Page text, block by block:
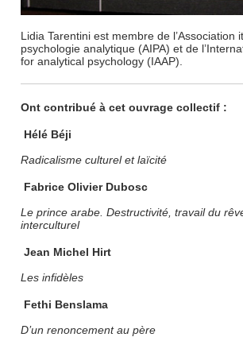
Lidia Tarentini est membre de l’Association
psychologie analytique (AIPA) et de
for analytical psychology (IAAP).
Ont contribué à cet ouvrage collectif :
Hélé Béji
Radicalisme culturel et laïcité
Fabrice Olivier Dubosc
Le prince arabe. Destructivité, travail du
interculturel
Jean Michel Hirt
Les infidèles
Fethi Benslama
D’un renoncement au père